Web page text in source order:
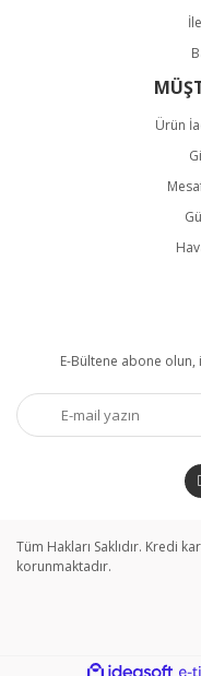
Ürün
E-Bültene abone olun,
Tüm Hakları Saklıdır. Kredi
korunmaktadır.